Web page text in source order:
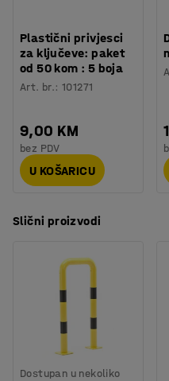
Plastični privjesci
za ključeve: paket
od 50 kom : 5 boja
Art. br.:101271
9,00 KM
bez PDV
U KOŠARICU
Slični proizvodi
Dostupan u nekoliko